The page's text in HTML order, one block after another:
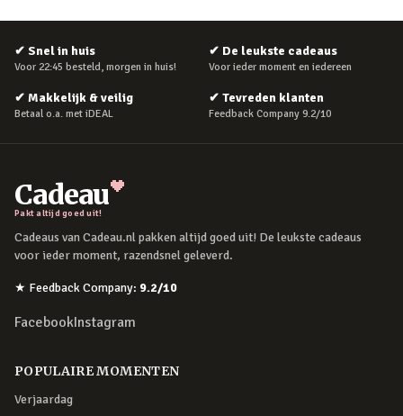
✔ Snel in huis
Voor 22:45 besteld, morgen in huis!
✔ De leukste cadeaus
Voor ieder moment en iedereen
✔ Makkelijk & veilig
Betaal o.a. met iDEAL
✔ Tevreden klanten
Feedback Company 9.2/10
Cadeau
Pakt altijd goed uit!
Cadeaus van Cadeau.nl pakken altijd goed uit! De leukste cadeaus
voor ieder moment, razendsnel geleverd.
★ Feedback Company: 9.2/10
FacebookInstagram
POPULAIRE MOMENTEN
Verjaardag